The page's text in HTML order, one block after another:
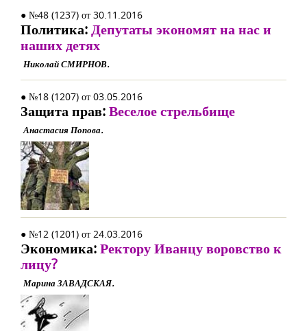
● №48 (1237) от 30.11.2016
Политика:Депутаты экономят на нас и
наших детях
Николай СМИРНОВ.
● №18 (1207) от 03.05.2016
Защита прав:Веселое стрельбище
Анастасия Попова.
● №12 (1201) от 24.03.2016
Экономика:Ректору Иванцу воровство к
лицу?
Марина ЗАВАДСКАЯ.